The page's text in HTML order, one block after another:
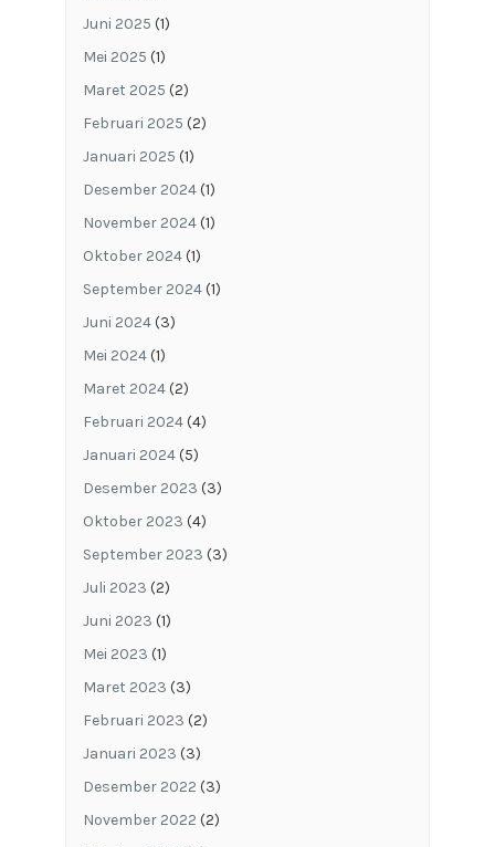
Juni 2025 (1)
Mei 2025 (1)
Maret 2025 (2)
Februari 2025 (2)
Januari 2025 (1)
Desember 2024(1)
November 2024(1)
Oktober 2024(1)
September 2024(1)
Juni 2024(3)
Mei 2024(1)
Maret 2024(2)
Februari 2024(4)
Januari 2024(5)
Desember 2023 (3)
Oktober 2023 (4)
September 2023 (3)
Juli 2023 (2)
Juni 2023 (1)
Mei 2023 (1)
Maret 2023 (3)
Februari 2023 (2)
Januari 2023 (3)
Desember 2022 (3)
November 2022 (2)